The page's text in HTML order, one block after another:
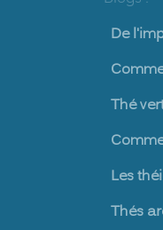
De
Thé
Les
Thés